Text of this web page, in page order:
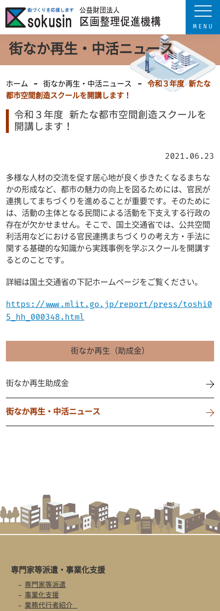
街なか再生・中活ニュース
ホーム 街なか再生・中活ニュース
令和３年度 新たな
都市空間創造スクールを開講します！
令和３年度 新たな都市空間創造スクールを
開講します！
2021.06.23
多様な人材の交流を促す居心地が良く歩きたくなるまちな
かの形成など、都市の魅力の向上を図るためには、官民が
連携してまちづくりを進めることが重要です。そのために
は、活動の主体となる民間による活動を下支えする行政の
存在が欠かせません。そこで、国土交通省では、公共空間
利活用などにおける官民連携まちづくりの考え方・手法に
関する基礎的な知識から実践事例を学ぶスクールを開講す
るとのことです。
詳細は国土交通省の下記ホームページをご覧ください。
https://www.mlit.go.jp/report/press/toshi0
5_hh_000348.html
街なか再生（助成金）
街なか再生助成金
街なか再生・中活ニュース
専門家等派遣・事業化支援
専門家等派遣
事業化支援
業務代行者紹介